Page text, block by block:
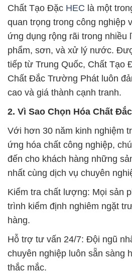
Chất Tạo Đặc HEC là một
quan trọng trong công nghiệp
ứng dụng rộng rãi trong nhiều
phẩm, sơn, và xử lý nước.
tiếp từ Trung Quốc, Chất Tạo
Chất Đắc Trường Phát luôn
cao và giá thành cạnh tranh.
2. Vì Sao Chọn Hóa Chất
Với hơn 30 năm kinh nghiệm
ứng hóa chất công nghiệp,
đến cho khách hàng những
nhất cùng dịch vụ chuyên
Kiểm tra chất lượng: Mọi sản
trình kiểm định nghiêm ngặt
hàng.
Hỗ trợ tư vấn 24/7: Đội ngũ
chuyên nghiệp luôn sẵn sàng
thắc mắc.